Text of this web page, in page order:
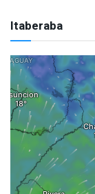
Itaberaba